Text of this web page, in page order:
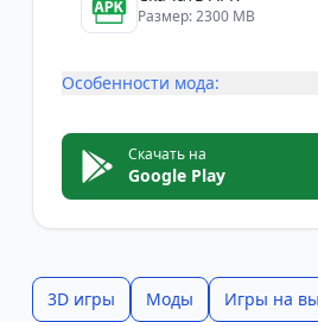
Размер: 2300 MB
Особенности мода:
Скачать на
Google Play
3D игры Моды Игры на